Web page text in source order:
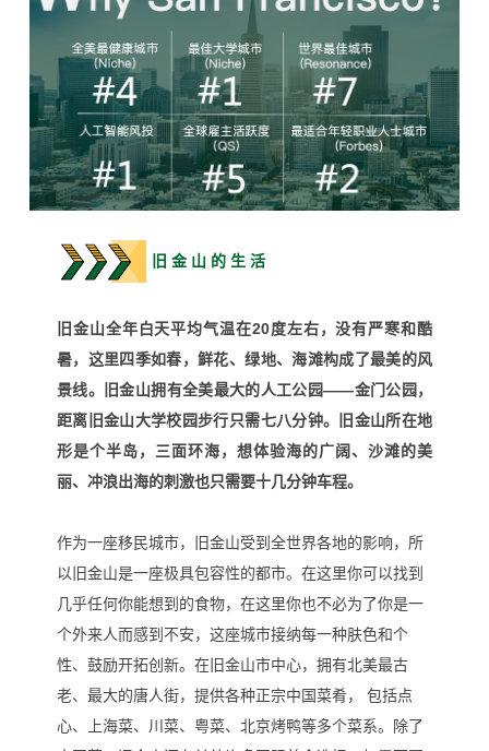
旧 金 山 的 生 活
旧金山全年白天平均气温在20度左右，没有严寒和酷
暑，这里四季如春，鲜花、绿地、海滩构成了最美的风
景线。旧金山拥有全美最大的人工公园——金门公园，
距离旧金山大学校园步行只需七八分钟。旧金山所在地
形是个半岛，三面环海，想体验海的广阔、沙滩的美
丽、冲浪出海的刺激也只需要十几分钟车程。
作为一座移民城市，旧金山受到全世界各地的影响，所
以旧金山是一座极具包容性的都市。在这里你可以找到
几乎任何你能想到的食物，在这里你也不必为了你是一
个外来人而感到不安，这座城市接纳每一种肤色和个
性、鼓励开拓创新。在旧金山市中心，拥有北美最古
老、最大的唐人街，提供各种正宗中国菜肴， 包括点
心、上海菜、川菜、粤菜、北京烤鸭等多个菜系。除了